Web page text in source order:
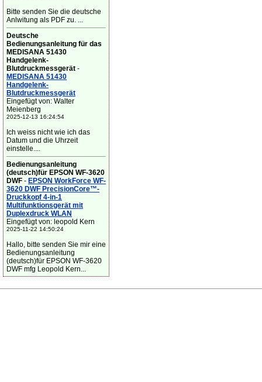
Bitte senden Sie die deutsche
Anlwitung als PDF zu. ...
Deutsche
Bedienungsanleitung für das
MEDISANA 51430
Handgelenk-
Blutdruckmessgerät -
MEDISANA 51430
Handgelenk-
Blutdruckmessgerät
Eingefügt von: Walter
Meienberg
2025-12-13 16:24:54
Ich weiss nicht wie ich das
Datum und die Uhrzeit
einstelle....
Bedienungsanleitung
(deutsch)für EPSON WF-3620
DWF - EPSON WorkForce WF-
3620 DWF PrecisionCore™-
Druckkopf 4-in-1
Multifunktionsgerät mit
Duplexdruck WLAN
Eingefügt von: leopold Kern
2025-11-22 14:50:24
Hallo, bitte senden Sie mir eine
Bedienungsanleitung
(deutsch)für EPSON WF-3620
DWF mfg Leopold Kern...